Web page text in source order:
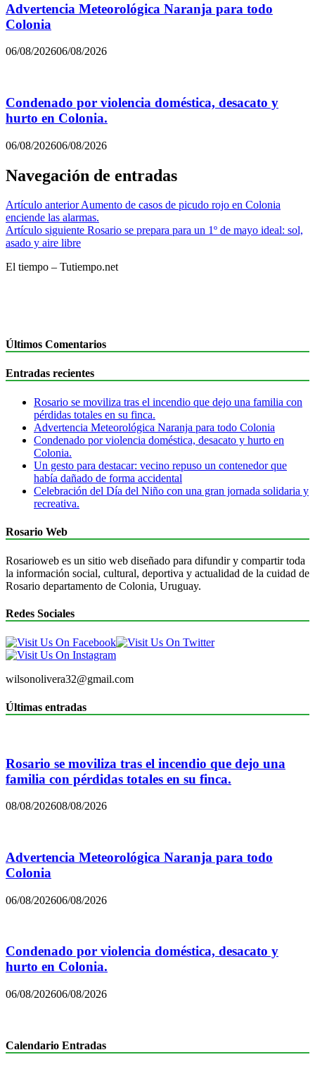
Advertencia Meteorológica Naranja para todo
Colonia
06/08/202606/08/2026
Condenado por violencia doméstica, desacato y
hurto en Colonia.
06/08/202606/08/2026
Navegación de entradas
Artículo anteriorAumento de casos de picudo rojo en Colonia
enciende las alarmas.
Artículo siguiente Rosario se prepara para un 1º de mayo ideal: sol,
asado y aire libre
El tiempo – Tutiempo.net
Últimos Comentarios
Entradas recientes
Rosario se moviliza tras el incendio que dejo una familia con
pérdidas totales en su finca.
Advertencia Meteorológica Naranja para todo Colonia
Condenado por violencia doméstica, desacato y hurto en
Colonia.
Un gesto para destacar: vecino repuso un contenedor que
había dañado de forma accidental
Celebración del Día del Niño con una gran jornada solidaria y
recreativa.
Rosario Web
Rosarioweb es un sitio web diseñado para difundir y compartir toda
la información social, cultural, deportiva y actualidad de la cuidad de
Rosario departamento de Colonia, Uruguay.
Redes Sociales
wilsonolivera32@gmail.com
Últimas entradas
Rosario se moviliza tras el incendio que dejo una
familia con pérdidas totales en su finca.
08/08/202608/08/2026
Advertencia Meteorológica Naranja para todo
Colonia
06/08/202606/08/2026
Condenado por violencia doméstica, desacato y
hurto en Colonia.
06/08/202606/08/2026
Calendario Entradas